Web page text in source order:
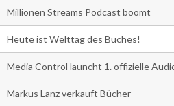
Millionen Streams Podcast boomt
Heute ist Welttag des Buches!
Media Control launcht 1. offizielle
Markus Lanz verkauft Bücher